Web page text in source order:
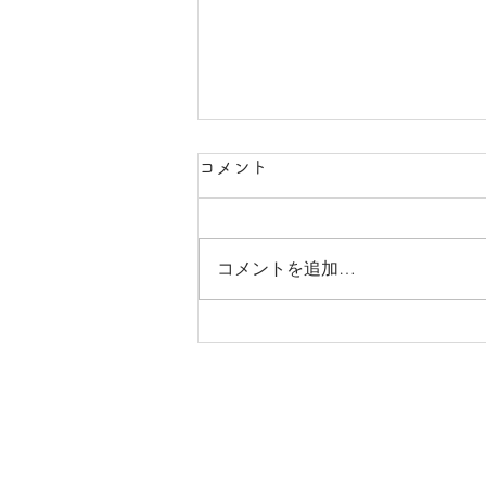
【お知らせ】半透明ポリ袋～
コメント
コメントを追加…